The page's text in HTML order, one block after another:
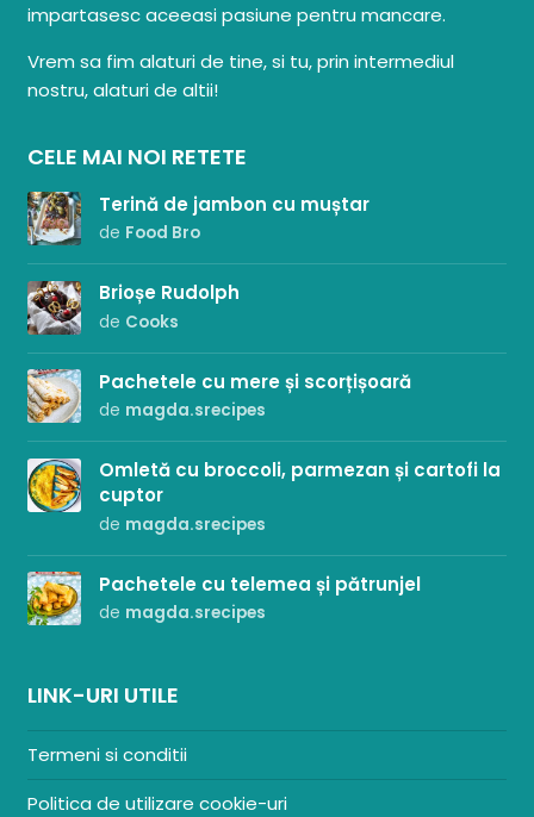
impartasesc aceeasi pasiune pentru mancare.
Vrem sa fim alaturi de tine, si tu, prin intermediul
nostru, alaturi de altii!
CELE MAI NOI RETETE
Terină de jambon cu muștar
de Food Bro
Brioșe Rudolph
de Cooks
Pachetele cu mere și scorțișoară
de magda.srecipes
Omletă cu broccoli, parmezan și cartofi la
cuptor
de magda.srecipes
Pachetele cu telemea și pătrunjel
de magda.srecipes
LINK-URI UTILE
Termeni si conditii
Politica de utilizare cookie-uri